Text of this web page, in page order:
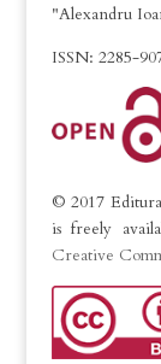
"Alexandru
ISSN: 2285-
© 2017
is freely
Creative